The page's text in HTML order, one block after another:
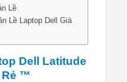
Lề
Lề Laptop Dell Giá
Dell Latitude
Rẻ ™